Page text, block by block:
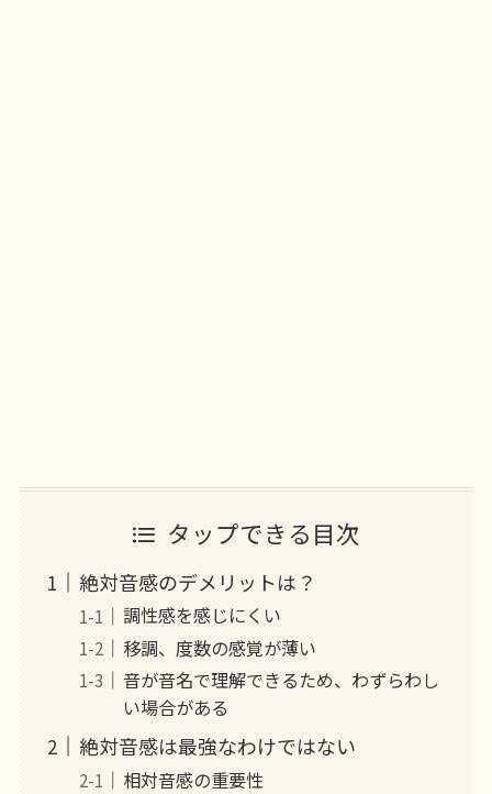
タップできる目次
絶対音感のデメリットは？
調性感を感じにくい
移調、度数の感覚が薄い
音が音名で理解できるため、わずらわし
い場合がある
絶対音感は最強なわけではない
相対音感の重要性